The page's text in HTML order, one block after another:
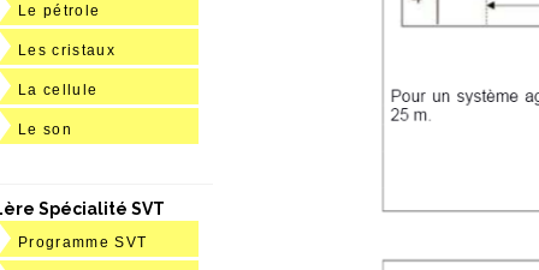
Le pétrole
Les cristaux
La cellule
Le son
Spécialité SVT
Programme SVT